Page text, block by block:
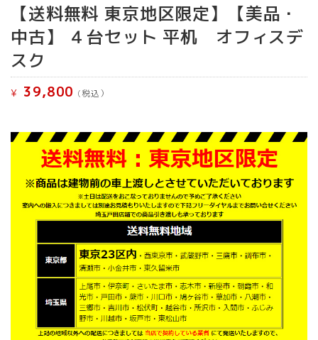
【送料無料 東京地区限定】【美品・
中古】 ４台セット 平机 オフィスデ
スク
¥ 39,800 (税込）